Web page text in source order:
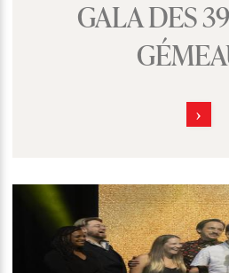
GALA DES